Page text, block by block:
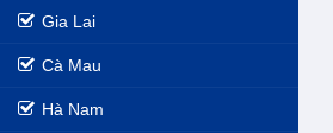
Gia Lai
Cà Mau
Hà Nam